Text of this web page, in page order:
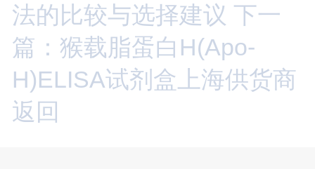
法的比较与选择建议 下一
篇：猴载脂蛋白H(Apo-
H)ELISA试剂盒上海供货商
返回